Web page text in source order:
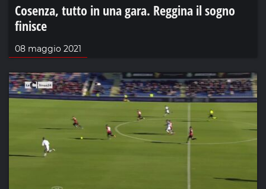
Cosenza, tutto in una gara. Reggina il sogno
finisce
08 maggio 2021